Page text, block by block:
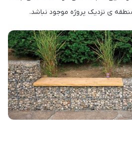
ی نزدیک پروژه موجود نباشد.